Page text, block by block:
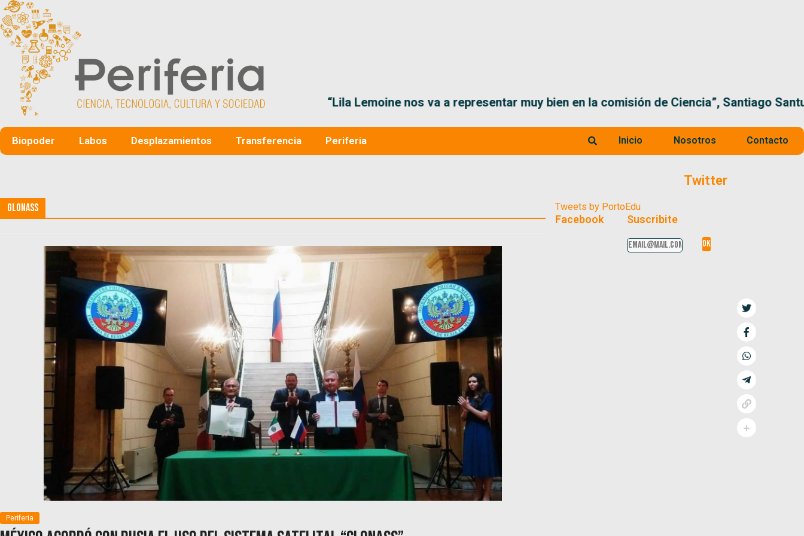
“Lila Lemoine nos va a representar muy bien en la comisión de Ciencia”, Santiago Santurio
Biopoder Labos Desplazamientos Transferencia Periferia Inicio Nosotros Contacto
Glonass
Periferia
Twitter
Tweets by PortoEdu
Facebook Suscribite